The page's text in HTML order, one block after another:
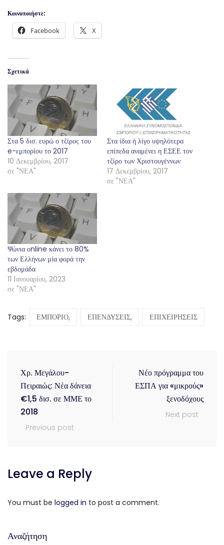
Κοινοποιήστε:
Facebook X
Σχετικά
Στα 5 δισ. ευρώ ο τζίρος του
e-εμπορίου το 2017
10 Δεκεμβρίου, 2017
σε "ΝΕΑ"
Στα ίδια ή λίγο υψηλότερα
επίπεδα αναμένει η ΕΣΕΕ τον
τζίρο των Χριστουγέννων
17 Δεκεμβρίου, 2017
σε "ΝΕΑ"
Ψώνια οnline κάνει το 80%
των Ελλήνων μία φορά την
εβδομάδα
11 Ιανουαρίου, 2023
σε "ΝΕΑ"
Tags: ΕΜΠΟΡΙΟ, ΕΠΕΝΔΥΣΕΙΣ, ΕΠΙΧΕΙΡΗΣΕΙΣ
Χρ. Μεγάλου-
Πειραιώς: Νέα δάνεια
€1,5 δισ. σε ΜΜΕ το
2018
Previous post
Νέο πρόγραμμα του
ΕΣΠΑ για «μικρούς»
ξενοδόχους
Next post
Leave a Reply
You must be logged in to post a comment.
Αναζήτηση